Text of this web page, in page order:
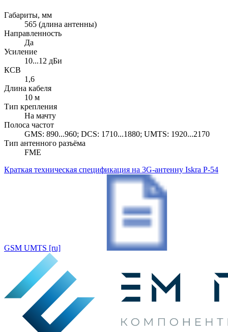
Габариты, мм
565 (длина антенны)
Направленность
Да
Усиление
10...12 дБи
КСВ
1,6
Длина кабеля
10 м
Тип крепления
На мачту
Полоса частот
GMS: 890...960; DCS: 1710...1880; UMTS: 1920...2170
Тип антенного разъёма
FME
Краткая техническая спецификация на 3G-антенну Iskra P-54
GSM UMTS [ru]